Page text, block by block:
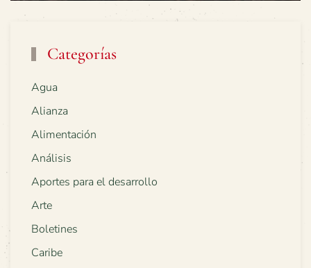
Categorías
Agua
Alianza
Alimentación
Análisis
Aportes para el desarrollo
Arte
Boletines
Caribe